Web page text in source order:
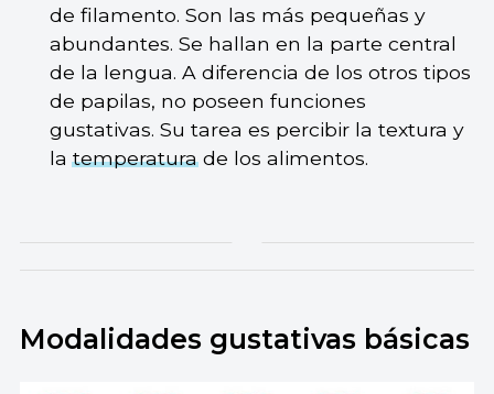
de filamento. Son las más pequeñas y
abundantes. Se hallan en la parte central
de la lengua. A diferencia de los otros tipos
de papilas, no poseen funciones
gustativas. Su tarea es percibir la textura y
latemperaturade los alimentos.
Modalidades gustativas básicas